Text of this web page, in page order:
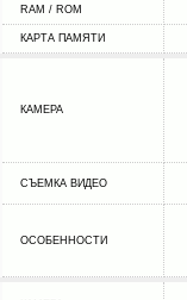
RAM / ROM
КАРТА ПАМЯТИ
КАМЕРА
СЪЕМКА ВИДЕО
ОСОБЕННОСТИ